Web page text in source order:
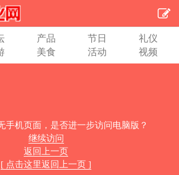
产品 节日
礼仪
美食 活动 视频
手机页面，是否进一步访问电脑版？
继续访问
返回上一页
[ 点击这里返回上一页 ]